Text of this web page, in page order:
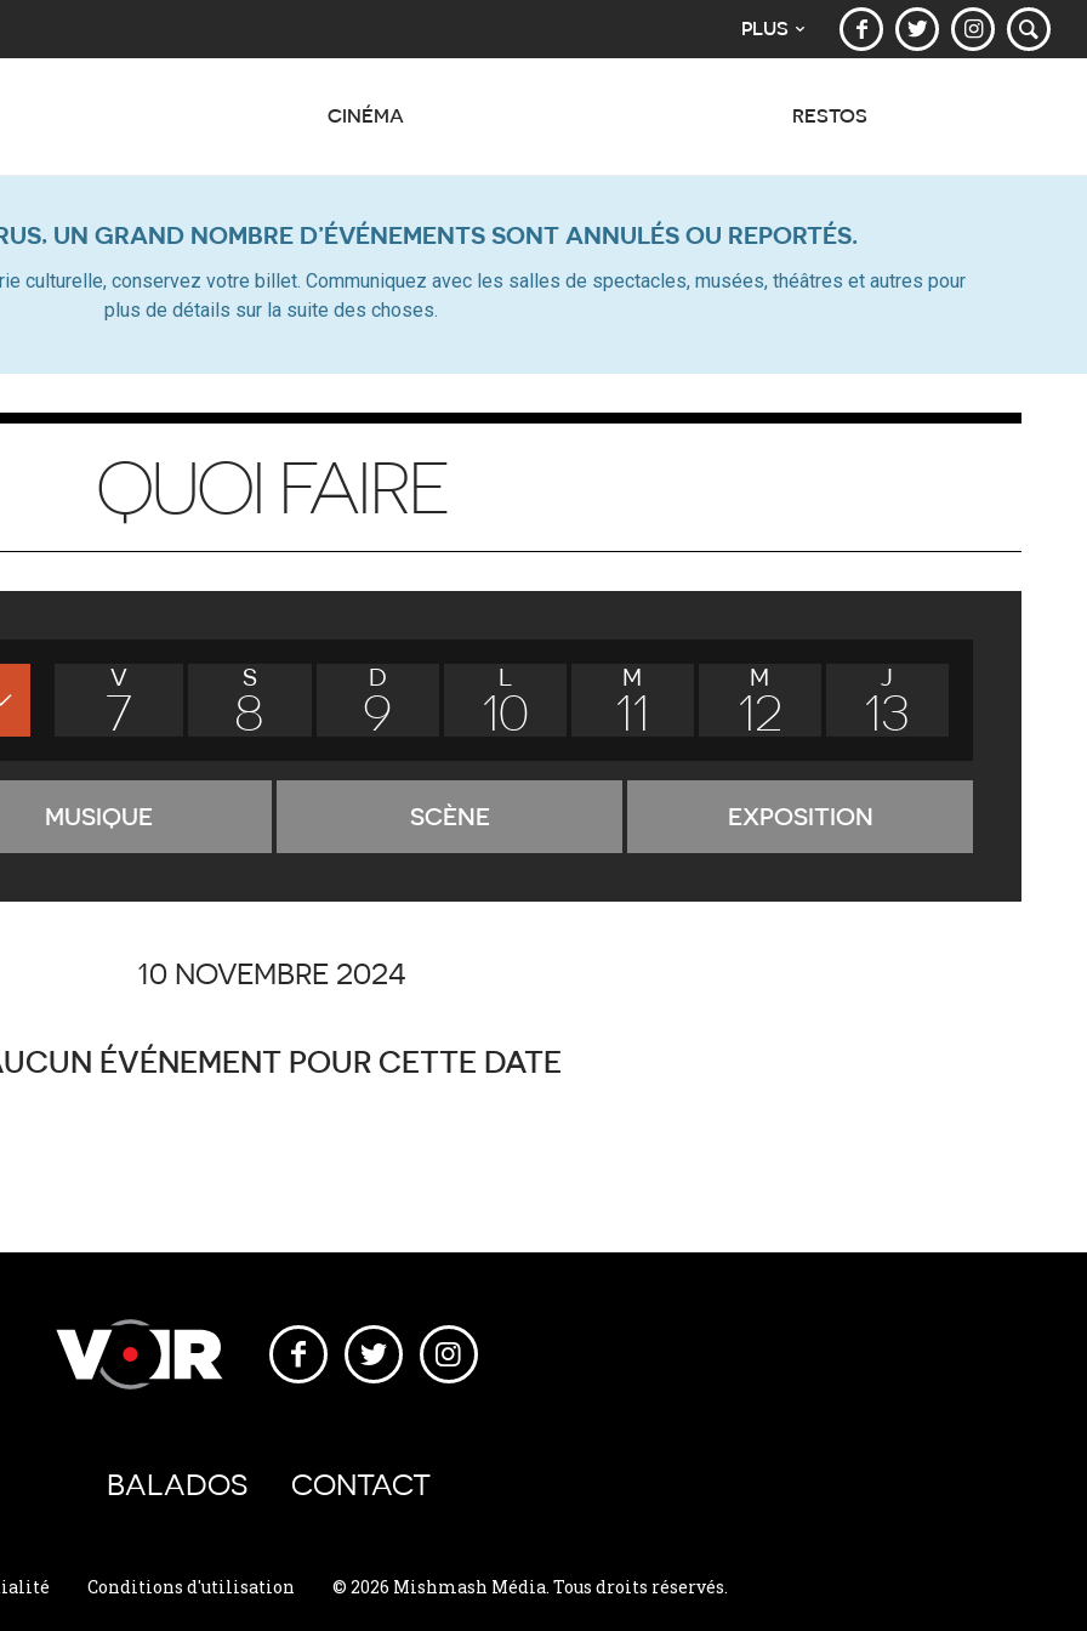
PLUS
CINÉMA RESTOS
UN GRAND NOMBRE D’ÉVÉNEMENTS SONT ANNULÉS OU REPORTÉS.
culturelle, conservez votre billet. Communiquez avec les salles de spectacles, musées, théâtres et autres pour
plus de détails sur la suite des choses.
QUOI FAIRE
V
7
S
8
D
9
L
10
M
11
M
12
J
13
MUSIQUE SCÈNE EXPOSITION
10 NOVEMBRE 2024
ÉVÉNEMENT POUR CETTE DATE
BALADOS CONTACT
Conditions d'utilisation © 2026 Mishmash Média. Tous droits réservés.